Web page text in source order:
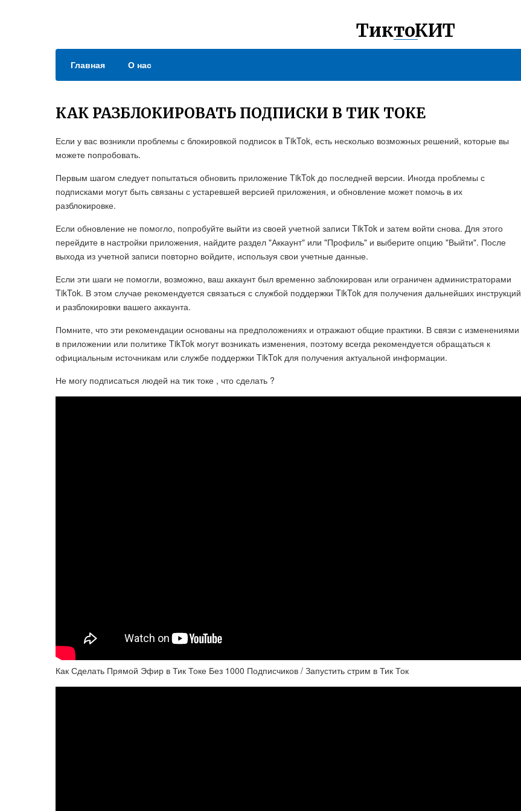
ТиктоКИТ
Главная О нас
КАК РАЗБЛОКИРОВАТЬ ПОДПИСКИ В ТИК ТОКЕ
Если у вас возникли проблемы с блокировкой подписок в TikTok, есть несколько возможных решений, которые вы
можете попробовать.
Первым шагом следует попытаться обновить приложение TikTok до последней версии. Иногда проблемы с
подписками могут быть связаны с устаревшей версией приложения, и обновление может помочь в их
разблокировке.
Если обновление не помогло, попробуйте выйти из своей учетной записи TikTok и затем войти снова. Для этого
перейдите в настройки приложения, найдите раздел "Аккаунт" или "Профиль" и выберите опцию "Выйти". После
выхода из учетной записи повторно войдите, используя свои учетные данные.
Если эти шаги не помогли, возможно, ваш аккаунт был временно заблокирован или ограничен администраторами
TikTok. В этом случае рекомендуется связаться с службой поддержки TikTok для получения дальнейших инструкций
и разблокировки вашего аккаунта.
Помните, что эти рекомендации основаны на предположениях и отражают общие практики. В связи с изменениями
в приложении или политике TikTok могут возникать изменения, поэтому всегда рекомендуется обращаться к
официальным источникам или службе поддержки TikTok для получения актуальной информации.
Не могу подписаться людей на тик токе , что сделать ?
Как Сделать Прямой Эфир в Тик Токе Без 1000 Подписчиков / Запустить стрим в Тик Ток